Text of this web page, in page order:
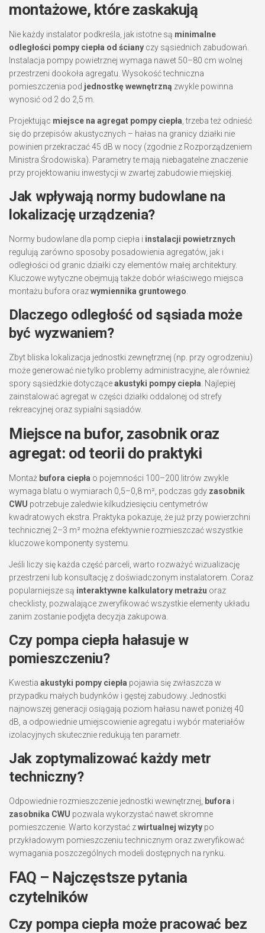
montażowe, które zaskakują
Nie każdy instalator podkreśla, jak istotne są minimalne
odległości pompy ciepła od ściany czy sąsiednich zabudowań.
Instalacja pompy powietrznej wymaga nawet 50–80 cm wolnej
przestrzeni dookoła agregatu. Wysokość techniczna
pomieszczenia pod jednostkę wewnętrzną zwykle powinna
wynosić od 2 do 2,5 m.
Projektując miejsce na agregat pompy ciepła , trzeba też odnieść
się do przepisów akustycznych – hałas na granicy działki nie
powinien przekraczać 45 dB w nocy (zgodnie z Rozporządzeniem
Ministra Środowiska). Parametry te mają niebagatelne znaczenie
przy projektowaniu inwestycji w zwartej zabudowie miejskiej.
Jak wpływają normy budowlane na
lokalizację urządzenia?
Normy budowlane dla pomp ciepła i instalacji powietrznych
regulują zarówno sposoby posadowienia agregatów, jak i
odległości od granic działki czy elementów małej architektury.
Kluczowe wytyczne obejmują także dobór właściwego miejsca
montażu bufora orazwymiennika gruntowego
Dlaczego odległość od sąsiada może
być wyzwaniem?
Zbyt bliska lokalizacja jednostki zewnętrznej (np. przy ogrodzeniu)
może generować nie tylko problemy administracyjne, ale również
spory sąsiedzkie dotycząceakustyki pompy ciepła . Najlepiej
zainstalować agregat w części działki oddalonej od strefy
rekreacyjnej oraz sypialni sąsiadów.
Miejsce na bufor, zasobnik oraz
agregat: od teorii do praktyki
Montaż bufora ciepła o pojemności 100–200 litrów zwykle
wymaga blatu o wymiarach 0,5–0,8 m², podczas gdy zasobnik
CWU potrzebuje zaledwie kilkudziesięciu centymetrów
kwadratowych ekstra. Praktyka pokazuje, że już przy powierzchni
technicznej 2–3 m² można efektywnie rozmieszczać wszystkie
kluczowe komponenty systemu.
Jeśli liczy się każda część parceli, warto rozważyć wizualizację
przestrzeni lub konsultację z doświadczonym instalatorem. Coraz
popularniejsze są interaktywne kalkulatory metrażu oraz
checklisty, pozwalające zweryfikować wszystkie elementy układu
zanim zostanie podjęta decyzja zakupowa.
Czy pompa ciepła hałasuje w
pomieszczeniu?
Kwestia akustyki pompy ciepła pojawia się zwłaszcza w
przypadku małych budynków i gęstej zabudowy. Jednostki
najnowszej generacji osiągają poziom hałasu nawet poniżej 40
dB, a odpowiednie umiejscowienie agregatu i wybór materiałów
izolacyjnych skutecznie redukują ten parametr.
Jak zoptymalizować każdy metr
techniczny?
Odpowiednie rozmieszczenie jednostki wewnętrznej, bufora i
zasobnika CWU pozwala wykorzystać nawet skromne
pomieszczenie. Warto korzystać zwirtualnej wizyty po
przykładowym pomieszczeniu technicznym oraz zweryfikować
wymagania poszczególnych modeli dostępnych na rynku.
FAQ – Najczęstsze pytania
czytelników
Czy pompa ciepła może pracować bez